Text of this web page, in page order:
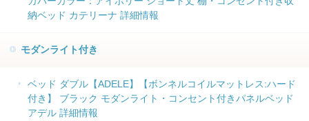
納ベッド カテリーナ 詳細情報
モダンライト付き
ベッド ダブル【ADELE】【ボンネルコイルマットレス:ハード
付き】 ブラック モダンライト・コンセント付きパネルベッド
アデル 詳細情報